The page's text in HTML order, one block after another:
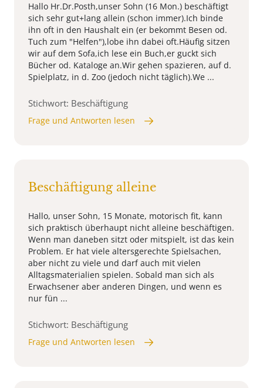
Hallo Hr.Dr.Posth,unser Sohn (16 Mon.) beschäftigt
sich sehr gut+lang allein (schon immer).Ich binde
ihn oft in den Haushalt ein (er bekommt Besen od.
Tuch zum "Helfen"),lobe ihn dabei oft.Häufig sitzen
wir auf dem Sofa,ich lese ein Buch,er guckt sich
Bücher od. Kataloge an.Wir gehen spazieren, auf d.
Spielplatz, in d. Zoo (jedoch nicht täglich).We ...
Stichwort: Beschäftigung
Frage und Antworten lesen
Beschäftigung alleine
Hallo, unser Sohn, 15 Monate, motorisch fit, kann
sich praktisch überhaupt nicht alleine beschäftigen.
Wenn man daneben sitzt oder mitspielt, ist das kein
Problem. Er hat viele altersgerechte Spielsachen,
aber nicht zu viele und darf auch mit vielen
Alltagsmaterialien spielen. Sobald man sich als
Erwachsener aber anderen Dingen, und wenn es
nur fün ...
Stichwort: Beschäftigung
Frage und Antworten lesen